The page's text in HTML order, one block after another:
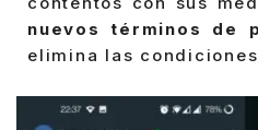
nuevos términos de
elimina las